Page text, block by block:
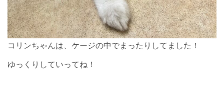
コリンちゃんは、ケージの中でまったりしてました！
ゆっくりしていってね！